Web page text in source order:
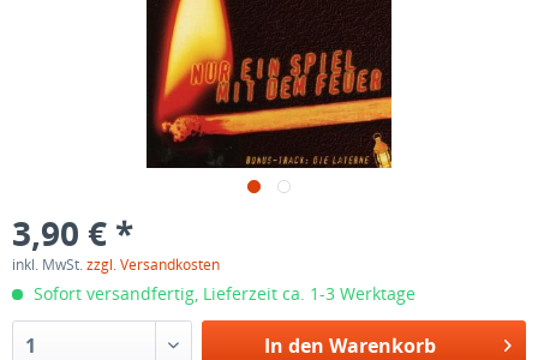
3,90 € *
inkl. MwSt.zzgl. Versandkosten
Sofort versandfertig, Lieferzeit ca. 1-3 Werktage
In den Warenkorb